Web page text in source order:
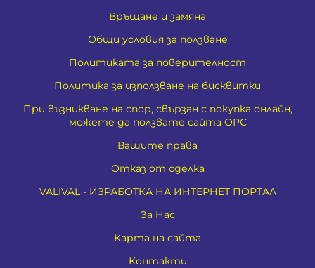
Връщане и замяна
Общи условия за ползване
Политиката за поверителност
Политика за използване на бисквитки
При възникване на спор, свързан с покупка онлайн,
можете да ползвате сайта ОРС
Вашите права
Отказ от сделка
VALIVAL - ИЗРАБОТКА НА ИНТЕРНЕТ ПОРТАЛ
За Нас
Карта на сайта
Контакти